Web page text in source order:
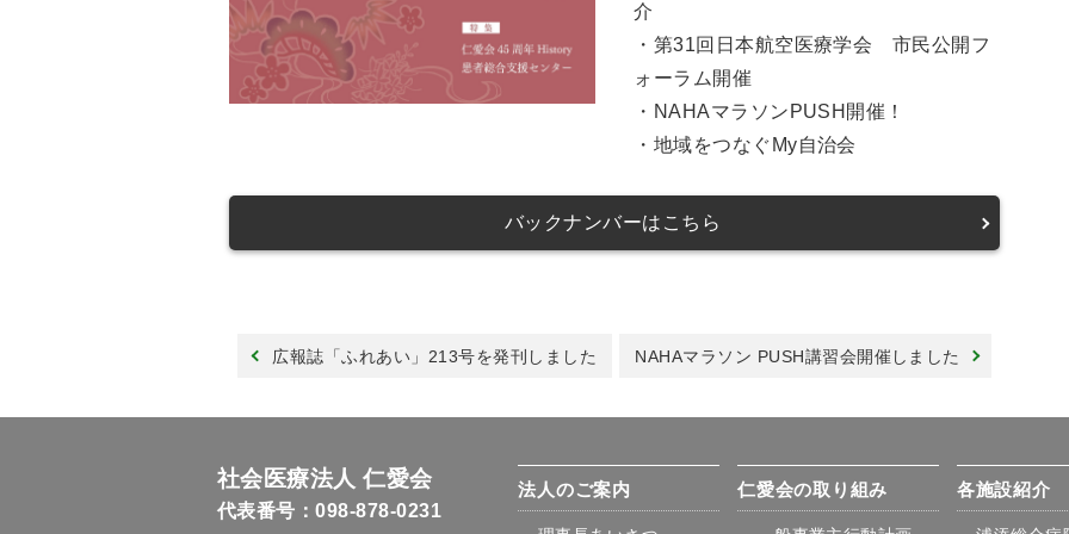
介
・第31回日本航空医療学会 市民公開フ
ォーラム開催
・NAHAマラソンPUSH開催！
・地域をつなぐMy自治会
バックナンバーはこちら
広報誌「ふれあい」213号を発刊しました NAHAマラソン PUSH講習会開催しました
社会医療法人 仁愛会
代表番号：098-878-0231
法人のご案内 仁愛会の取り組み 各施設紹介